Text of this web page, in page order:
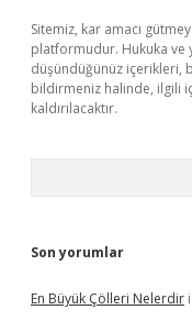
Sitemiz, kar amacı
platformudur. Hukuka ve
düşündüğünüz içerikleri,
bildirmeniz halinde, ilgili
kaldırılacaktır.
Son yorumlar
En Büyük Çölleri Nelerdir